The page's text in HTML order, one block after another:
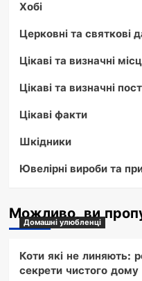
Хобі
Церковні та святкові
Цікаві та визначні
Цікаві та визначні
Цікаві факти
Шкідники
Ювелірні вироби та
Можливо, ви
Домашні улюбленці
Коти які не линяють:
секрети чистого дому